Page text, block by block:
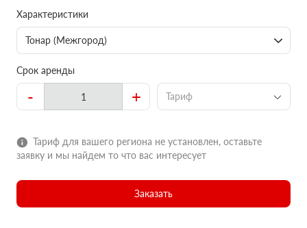
Характеристики
Тонар (Межгород)
Срок аренды
- + Тариф
Тариф для вашего региона не установлен, оставьте
заявку и мы найдем то что вас интересует
Заказать